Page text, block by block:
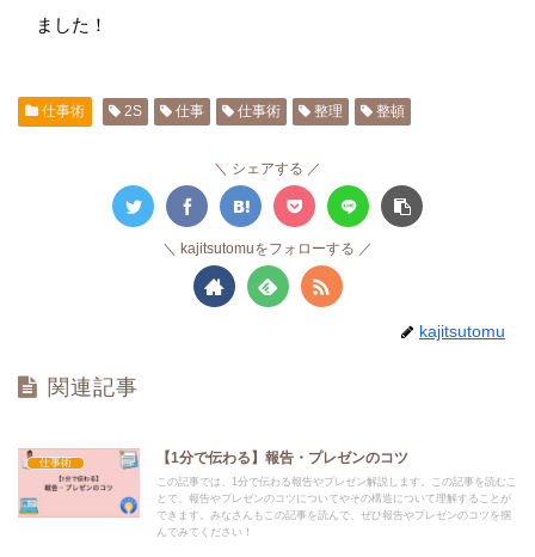
ました！
仕事術 2S 仕事 仕事術 整理 整頓
シェアする
kajitsutomuをフォローする
kajitsutomu
関連記事
仕事術 【1分で伝わる】報告・プレゼンのコツ
この記事では、1分で伝わる報告やプレゼン解説します。この記事を読むこ
とで、報告やプレゼンのコツについてやその構造について理解することが
できます。みなさんもこの記事を読んで、ぜひ報告やプレゼンのコツを掴
んでみてください！